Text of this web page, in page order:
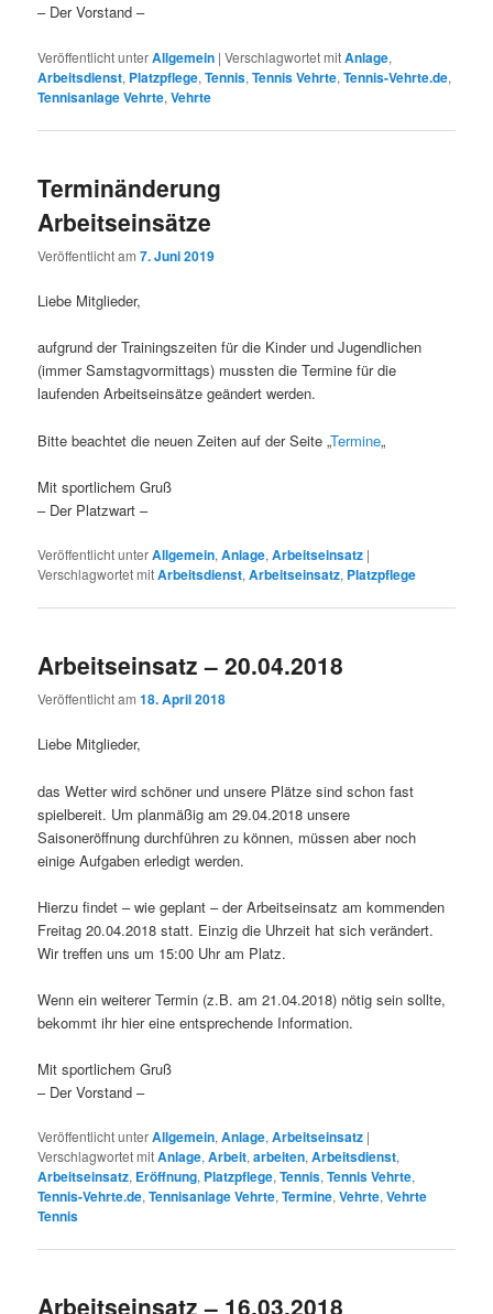
– Der Vorstand –
Veröffentlicht unterAllgemein |Verschlagwortet mitAnlage,
Arbeitsdienst, Platzpflege,Tennis,Tennis Vehrte,Tennis-Vehrte.de,
Tennisanlage Vehrte,Vehrte
Terminänderung
Arbeitseinsätze
Veröffentlicht am7. Juni 2019
Liebe Mitglieder,
aufgrund der Trainingszeiten für die Kinder und Jugendlichen
(immer Samstagvormittags) mussten die Termine für die
laufenden Arbeitseinsätze geändert werden.
Bitte beachtet die neuen Zeiten auf der Seite „Termine„
Mit sportlichem Gruß
– Der Platzwart –
Veröffentlicht unterAllgemein,Anlage,Arbeitseinsatz |
Verschlagwortet mitArbeitsdienst,Arbeitseinsatz, Platzpflege
Arbeitseinsatz – 20.04.2018
Veröffentlicht am18. April 2018
Liebe Mitglieder,
das Wetter wird schöner und unsere Plätze sind schon fast
spielbereit. Um planmäßig am 29.04.2018 unsere
Saisoneröffnung durchführen zu können, müssen aber noch
einige Aufgaben erledigt werden.
Hierzu findet – wie geplant – der Arbeitseinsatz am kommenden
Freitag 20.04.2018 statt. Einzig die Uhrzeit hat sich verändert.
Wir treffen uns um 15:00 Uhr am Platz.
Wenn ein weiterer Termin (z.B. am 21.04.2018) nötig sein sollte,
bekommt ihr hier eine entsprechende Information.
Mit sportlichem Gruß
– Der Vorstand –
Veröffentlicht unterAllgemein,Anlage,Arbeitseinsatz |
Verschlagwortet mitAnlage,Arbeit,arbeiten,Arbeitsdienst,
Arbeitseinsatz, Eröffnung, Platzpflege,Tennis,Tennis Vehrte,
Tennis-Vehrte.de,Tennisanlage Vehrte,Termine,Vehrte,Vehrte
Tennis
Arbeitseinsatz – 16.03.2018